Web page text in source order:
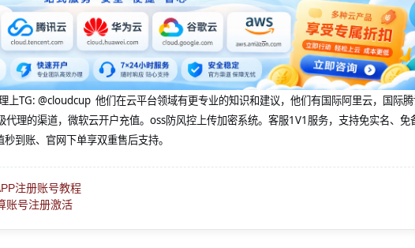
上TG: @cloudcup 他们在云平台领域有更专业的知识和建议，他们有国际阿里云，国际
理的渠道，微软云开户充值。oss防风控上传加密系统。客服1V1服务，支持免实名、免
到账、官网下单享双重售后支持。
注册账号教程
账号注册激活